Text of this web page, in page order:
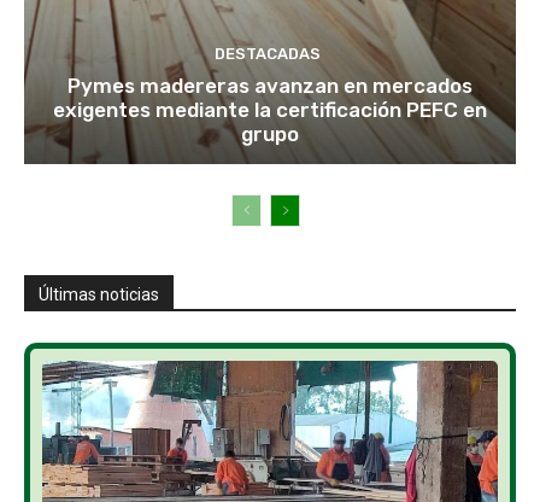
DESTACADAS
Pymes madereras avanzan en mercados
exigentes mediante la certificación PEFC en
grupo
Últimas noticias